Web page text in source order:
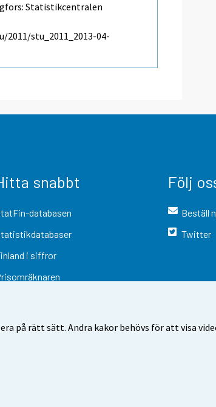
på rätt sätt. Andra kakor behövs för att visa
Statistikcentralen
stu_2011_2013-04-
snabbt
databasen
i siffror
Följ
Beställ
Twitter